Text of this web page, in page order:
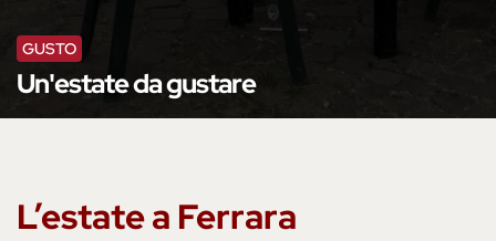
GUSTO
Un'estate da gustare
L’estate a Ferrara